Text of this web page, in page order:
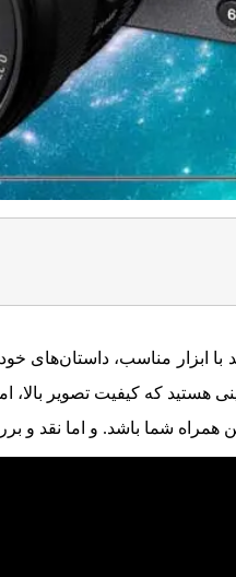
ابزار مناسب، داستان‌های
هستید که کیفیت تصویر بالا،